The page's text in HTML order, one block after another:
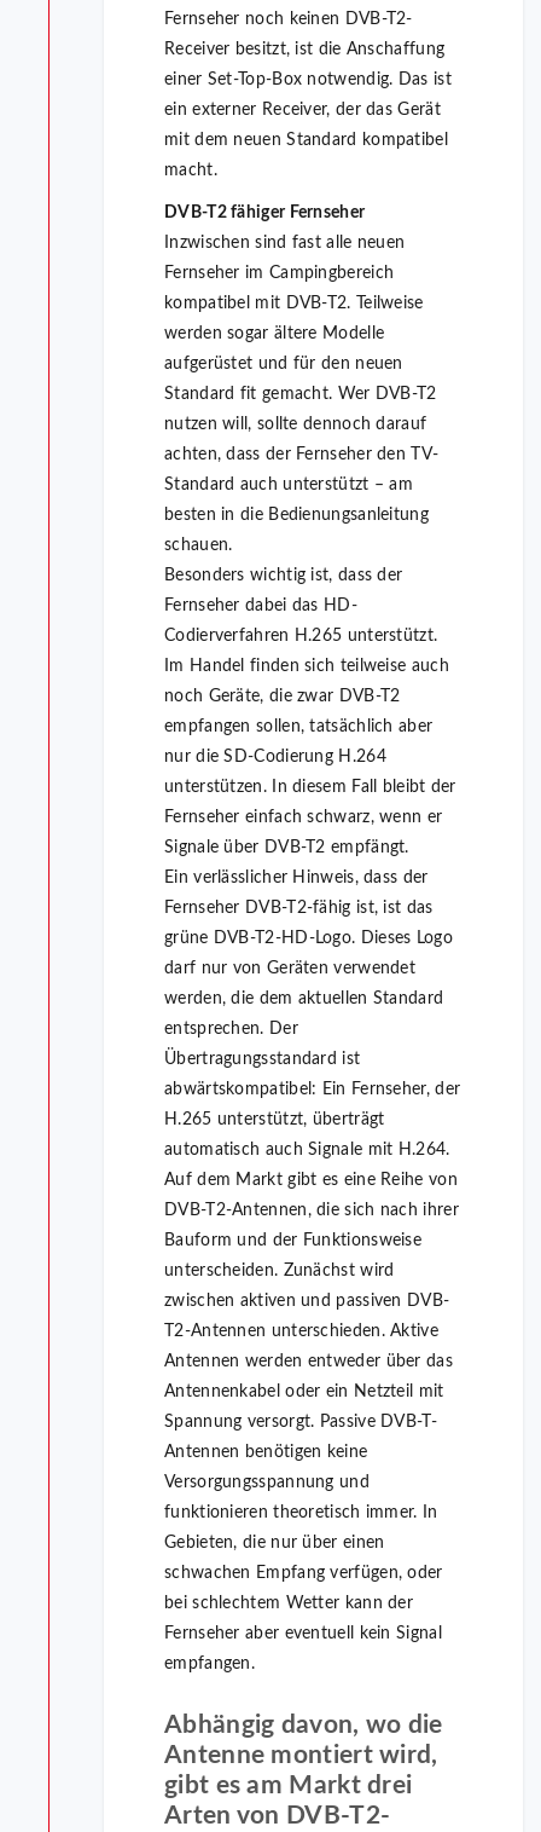
Fernseher noch keinen DVB-T2-
Receiver besitzt, ist die Anschaffung
einer Set-Top-Box notwendig. Das ist
ein externer Receiver, der das Gerät
mit dem neuen Standard kompatibel
macht.
DVB-T2 fähiger Fernseher
Inzwischen sind fast alle neuen
Fernseher im Campingbereich
kompatibel mit DVB-T2. Teilweise
werden sogar ältere Modelle
aufgerüstet und für den neuen
Standard fit gemacht. Wer DVB-T2
nutzen will, sollte dennoch darauf
achten, dass der Fernseher den TV-
Standard auch unterstützt – am
besten in die Bedienungsanleitung
schauen.
Besonders wichtig ist, dass der
Fernseher dabei das HD-
Codierverfahren H.265 unterstützt.
Im Handel finden sich teilweise auch
noch Geräte, die zwar DVB-T2
empfangen sollen, tatsächlich aber
nur die SD-Codierung H.264
unterstützen. In diesem Fall bleibt der
Fernseher einfach schwarz, wenn er
Signale über DVB-T2 empfängt.
Ein verlässlicher Hinweis, dass der
Fernseher DVB-T2-fähig ist, ist das
grüne DVB-T2-HD-Logo. Dieses Logo
darf nur von Geräten verwendet
werden, die dem aktuellen Standard
entsprechen. Der
Übertragungsstandard ist
abwärtskompatibel: Ein Fernseher, der
H.265 unterstützt, überträgt
automatisch auch Signale mit H.264.
Auf dem Markt gibt es eine Reihe von
DVB-T2-Antennen, die sich nach ihrer
Bauform und der Funktionsweise
unterscheiden. Zunächst wird
zwischen aktiven und passiven DVB-
T2-Antennen unterschieden. Aktive
Antennen werden entweder über das
Antennenkabel oder ein Netzteil mit
Spannung versorgt. Passive DVB-T-
Antennen benötigen keine
Versorgungsspannung und
funktionieren theoretisch immer. In
Gebieten, die nur über einen
schwachen Empfang verfügen, oder
bei schlechtem Wetter kann der
Fernseher aber eventuell kein Signal
empfangen.
Abhängig davon, wo die
Antenne montiert wird,
gibt es am Markt drei
Arten von DVB-T2-